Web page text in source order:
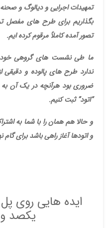
تمهیدات اجرایی و دیالوگ و صحنه
بگذاریم برای طرح های مفصل
تصور آمده کاملاً مرقوم کرده ایم.
ما طی نشست های گروهی خود
ندارد طرح های پالوده و
ضروری بود هرآنچه در یک آن به
“اتود” ثبت کنیم.
و حالا هم همان را با شما به
و اتودها آغاز راهی باشد برای
ایده هایی روی پل
یکصد